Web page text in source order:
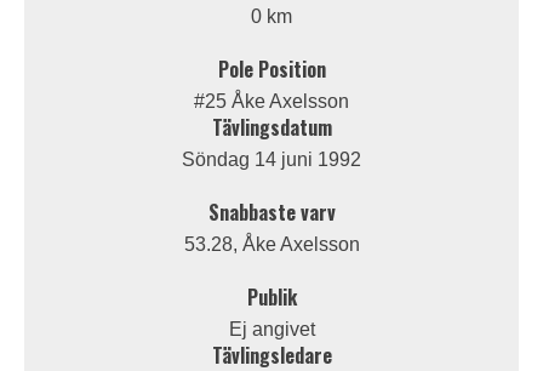
0 km
Pole Position
#25 Åke Axelsson
Tävlingsdatum
Söndag 14 juni 1992
Snabbaste varv
53.28, Åke Axelsson
Publik
Ej angivet
Tävlingsledare